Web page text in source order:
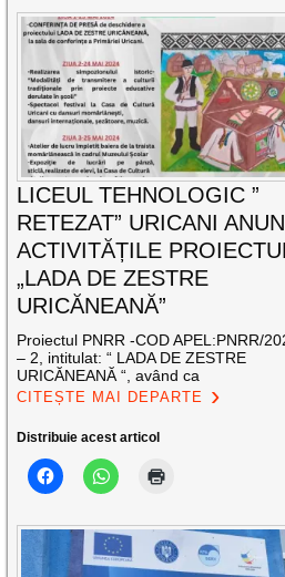
LICEUL TEHNOLOGIC ”
RETEZAT” URICANI
ACTIVITĂȚILE
„LADA DE ZESTRE
URICĂNEANĂ”
Proiectul PNRR -COD APEL:PNRR/
– 2, intitulat: “ LADA DE ZESTRE
URICĂNEANĂ “, având ca
CITEȘTE MAI DEPARTE
Distribuie acest articol